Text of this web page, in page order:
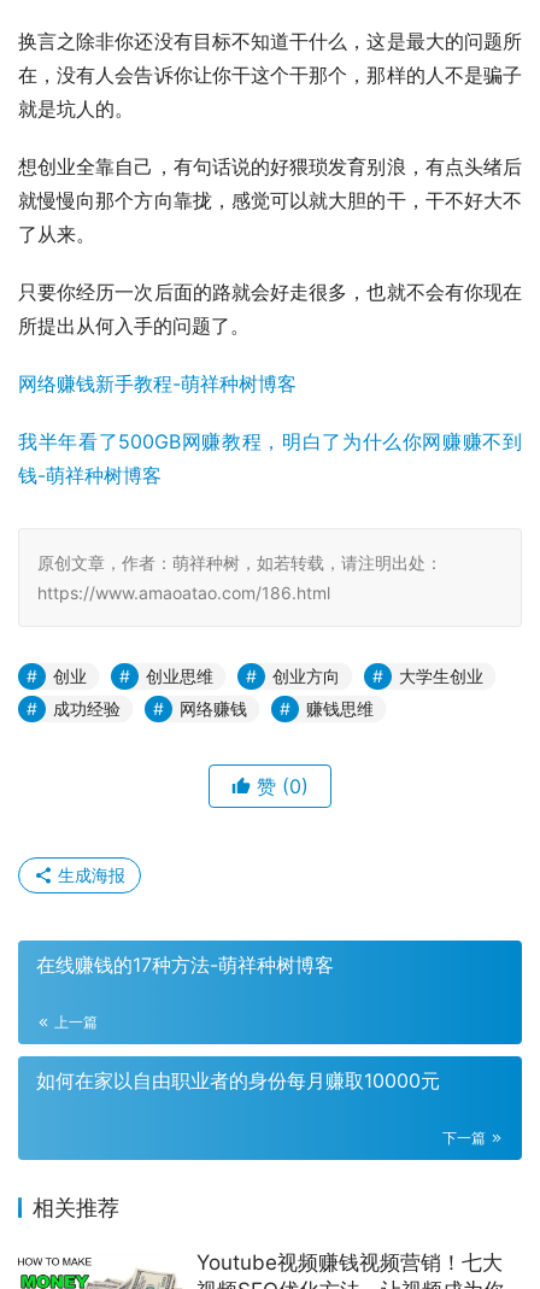
换言之除非你还没有目标不知道干什么，这是最大的问题所
在，没有人会告诉你让你干这个干那个，那样的人不是骗子
就是坑人的。
想创业全靠自己，有句话说的好猥琐发育别浪，有点头绪后
就慢慢向那个方向靠拢，感觉可以就大胆的干，干不好大不
了从来。
只要你经历一次后面的路就会好走很多，也就不会有你现在
所提出从何入手的问题了。
网络赚钱新手教程-萌祥种树博客
我半年看了500GB网赚教程，明白了为什么你网赚赚不到
钱-萌祥种树博客
原创文章，作者：萌祥种树，如若转载，请注明出处：
https://www.amaoatao.com/186.html
创业 创业思维 创业方向
大学生创业
成功经验
网络赚钱 赚钱思维
赞 (0)
生成海报
在线赚钱的17种方法-萌祥种树博客
上一篇
如何在家以自由职业者的身份每月赚取10000元
下一篇
相关推荐
Youtube视频赚钱视频营销！七大